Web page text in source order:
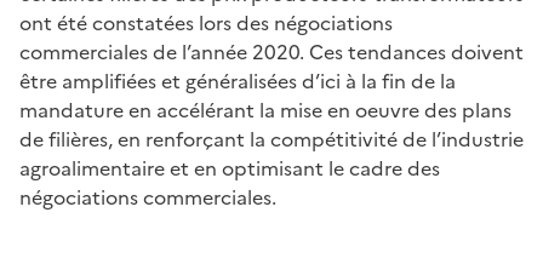
ont été constatées lors des négociations
commerciales de l’année 2020. Ces tendances doivent
être amplifiées et généralisées d’ici à la fin de la
mandature en accélérant la mise en oeuvre des plans
de filières, en renforçant la compétitivité de l’industrie
agroalimentaire et en optimisant le cadre des
négociations commerciales.